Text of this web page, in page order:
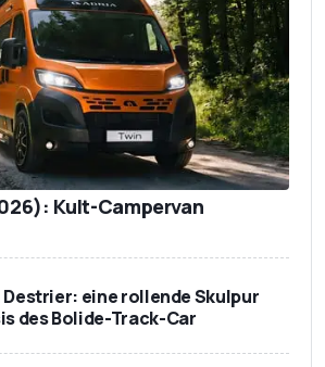
2.100 kg
79.000 Euro
Kult-Campervan
eine rollende Skulpur
des Bolide-Track-Car